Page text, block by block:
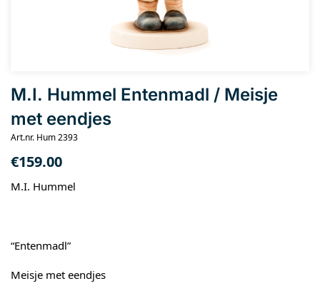
M.I. Hummel Entenmadl / Meisje
met eendjes
Art.nr. Hum 2393
€159.00
M.I. Hummel
“Entenmadl”
Meisje met eendjes